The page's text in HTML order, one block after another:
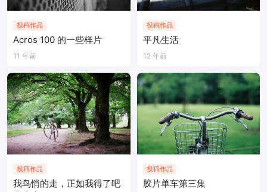
投稿作品
Acros 100 的一些样片
11 年前
投稿作品
平凡生活
12 年前
投稿作品
我鸟悄的走，正如我得了吧
投稿作品
胶片单车第三集